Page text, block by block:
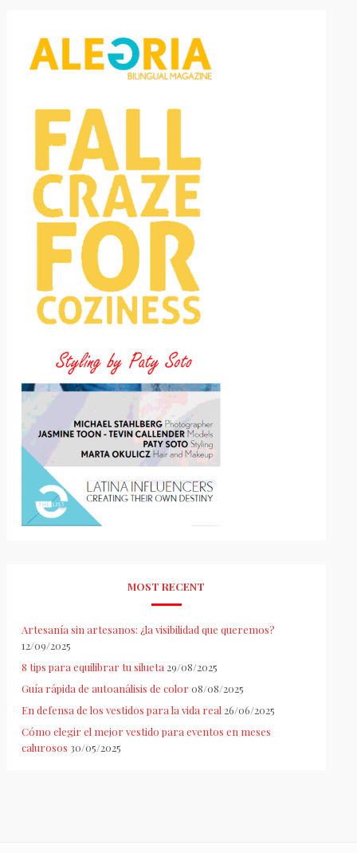
MOST RECENT
Artesanía sin artesanos: ¿la visibilidad que queremos?
12/09/2025
8 tips para equilibrar tu silueta 29/08/2025
Guía rápida de autoanálisis de color 08/08/2025
En defensa de los vestidos para la vida real 26/06/2025
Cómo elegir el mejor vestido para eventos en meses
calurosos 30/05/2025